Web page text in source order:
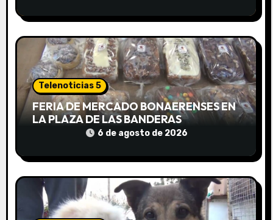
n
r
a
a
s
Telenoticias 5
FERIA DE MERCADO BONAERENSES EN
LA PLAZA DE LAS BANDERAS
6 de agosto de 2026